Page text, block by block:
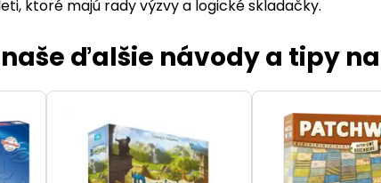
ktoré majú rady výzvy a logické skladačky.
naše ďalšie návody a tipy